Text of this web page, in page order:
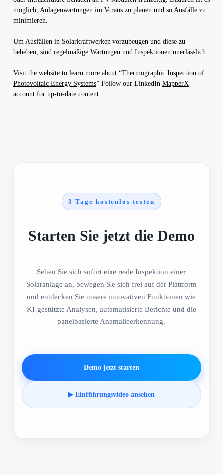
möglich, Anlagenwartungen im Voraus zu planen und so Ausfälle zu
minimieren.
Um Ausfällen in Solarkraftwerken vorzubeugen und diese zu
beheben, sind regelmäßige Wartungen und Inspektionen unerlässlich.
Visit the website to learn more about “Thermographic Inspection of
Photovoltaic Energy Systems” Follow our LinkedIn MapperX
account for up-to-date content.
3 Tage kostenlos testen
Starten Sie jetzt die Demo
Sehen Sie sich sofort eine reale Inspektion einer
Solaranlage an, bewegen Sie sich frei auf der Plattform
und entdecken Sie unsere innovativen Funktionen wie
KI-gestützte Analysen, automatisierte Berichte und die
panelbasierte Anomalieerkennung.
Demo jetzt starten
▶ Einführungsvideo ansehen